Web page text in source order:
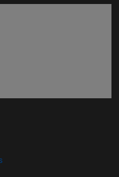
ventana)
(abre en nueva ventana)
en nueva ventana)